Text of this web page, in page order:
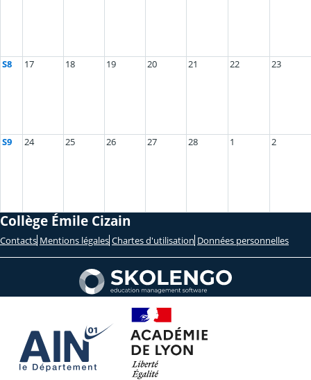
S8 17 18 19 20 21 22 23
S9 24 25 26 27 28 1 2
Collège Émile Cizain
Contacts Mentions légales Chartes d'utilisation Données personnelles